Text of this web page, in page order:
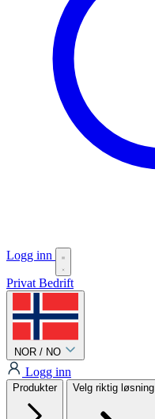
Logg inn
Privat Bedrift
NOR / NO
Logg inn
Produkter Velg riktig løsning